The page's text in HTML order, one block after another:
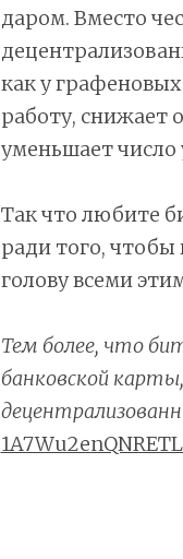
даром. Вместо
как у
работу, снижает
уменьшает
Так что любите
ради того,
голову всеми
Тем более, что
банковской